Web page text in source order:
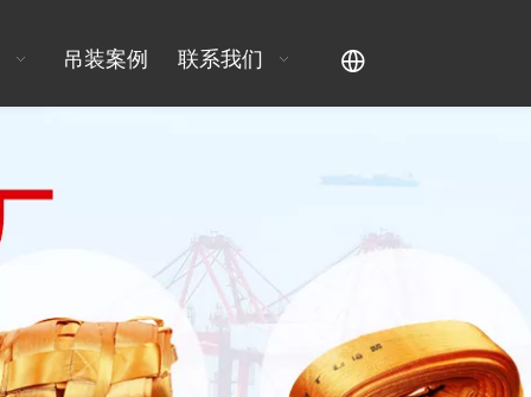
吊装案例 联系我们